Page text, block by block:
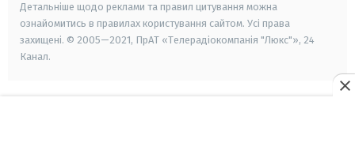
Детальніше щодо реклами та правил цитування можна
ознайомитись в правилах користування сайтом. Усі права
захищені. © 2005—2021, ПрАТ «Телерадіокомпанія "Люкс"», 24
Канал.